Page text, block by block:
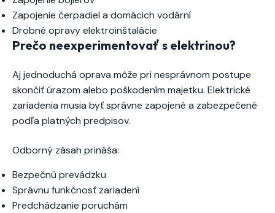
Zapojenie čerpadiel a domácich vodární
Drobné opravy elektroinštalácie
Prečo neexperimentovať s elektrinou?
Aj jednoduchá oprava môže pri nesprávnom postupe
skončiť úrazom alebo poškodením majetku. Elektrické
zariadenia musia byť správne zapojené a zabezpečené
podľa platných predpisov.
Odborný zásah prináša:
Bezpečnú prevádzku
Správnu funkčnosť zariadení
Predchádzanie poruchám